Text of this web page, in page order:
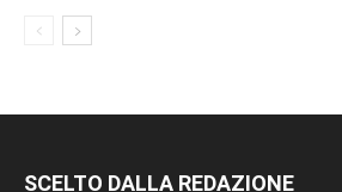
SCELTO DALLA REDAZIONE